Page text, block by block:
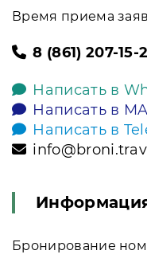
Время приема
8 (861) 207-15-
Написать в
Написать в
Написать в
Бронирование